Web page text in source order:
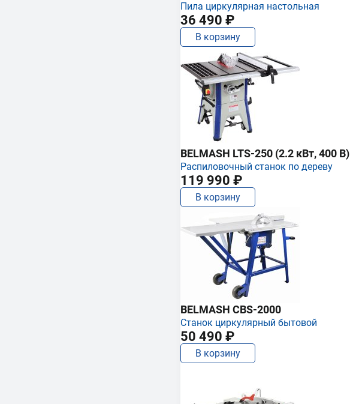
Пила циркулярная настольная
36 490 ₽
В корзину
BELMASH LTS-250 (2.2 кВт, 400 В)
Распиловочный станок по дереву
119 990 ₽
В корзину
BELMASH CBS-2000
Станок циркулярный бытовой
50 490 ₽
В корзину